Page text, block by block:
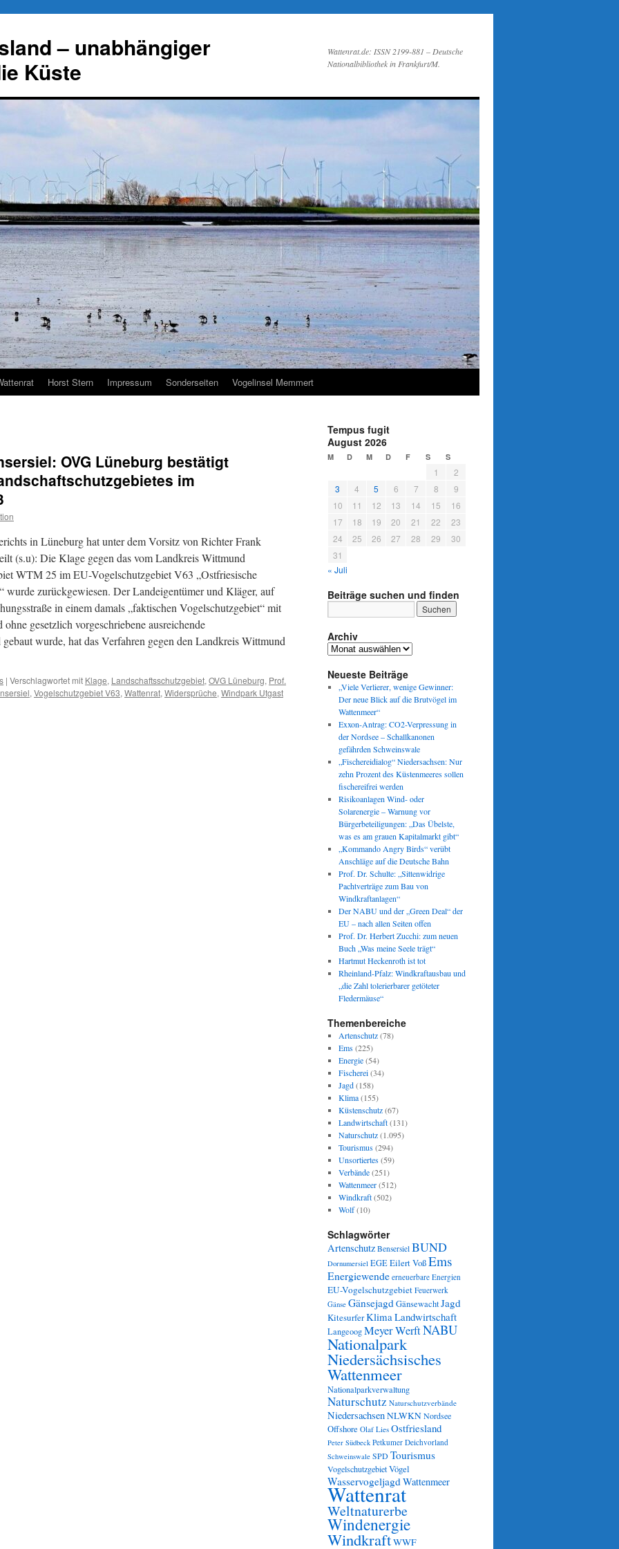
– unabhängiger
Küste
Wattenrat.de: ISSN 2199-881 – Deutsche
Nationalbibliothek in Frankfurt/M.
Horst Stern Impressum Sonderseiten Vogelinsel Memmert
OVG Lüneburg bestätigt
im
in Lüneburg hat unter dem Vorsitz von Richter Frank
(s.u): Die Klage gegen das vom Landkreis Wittmund
WTM 25 im EU-Vogelschutzgebiet V63 „Ostfriesische
wurde zurückgewiesen. Der Landeigentümer und Kläger, auf
in einem damals „faktischen Vogelschutzgebiet“ mit
gesetzlich vorgeschriebene ausreichende
wurde, hat das Verfahren gegen den Landkreis Wittmund
| Verschlagwortet mit Klage, Landschaftsschutzgebiet, OVG Lüneburg, Prof.
, Vogelschutzgebiet V63, Wattenrat, Widersprüche, Windpark Utgast
Tempus fugit
August 2026
M D M D F S S
1
2
3
4 5 6 7 8
9
10
11 12 13 14 15
16
17
18 19 20 21 22
23
24
25 26 27 28 29
30
31
« Juli
Beiträge suchen und finden
Archiv
Archiv
Neueste Beiträge
„Viele Verlierer, wenige Gewinner:
Der neue Blick auf die Brutvögel im
Wattenmeer“
Exxon-Antrag: CO2-Verpressung in
der Nordsee – Schallkanonen
gefährden Schweinswale
„Fischereidialog“ Niedersachsen: Nur
zehn Prozent des Küstenmeeres sollen
fischereifrei werden
Risikoanlagen Wind- oder
Solarenergie – Warnung vor
Bürgerbeteiligungen: „Das Übelste,
was es am grauen Kapitalmarkt gibt“
„Kommando Angry Birds“ verübt
Anschläge auf die Deutsche Bahn
Prof. Dr. Schulte: „Sittenwidrige
Pachtverträge zum Bau von
Windkraftanlagen“
Der NABU und der „Green Deal“ der
EU – nach allen Seiten offen
Prof. Dr. Herbert Zucchi: zum neuen
Buch „Was meine Seele trägt“
Hartmut Heckenroth ist tot
Rheinland-Pfalz: Windkraftausbau und
„die Zahl tolerierbarer getöteter
Fledermäuse“
Themenbereiche
Artenschutz(78)
Ems(225)
Energie(54)
Fischerei(34)
Jagd(158)
Klima(155)
Küstenschutz(67)
Landwirtschaft(131)
Naturschutz(1.095)
Tourismus(294)
Unsortiertes(59)
Verbände(251)
Wattenmeer(512)
Windkraft(502)
Wolf(10)
Schlagwörter
Artenschutz Bensersiel BUND
Dornumersiel EGEEilert VoßEms
Energiewende erneuerbare Energien
EU-Vogelschutzgebiet Feuerwerk
Gänse GänsejagdGänsewachtJagd
KitesurferKlimaLandwirtschaft
LangeoogMeyer WerftNABU
Nationalpark
Niedersächsisches
Wattenmeer
Nationalparkverwaltung
Naturschutz Naturschutzverbände
NiedersachsenNLWKNNordsee
Offshore Olaf Lies Ostfriesland
Peter Südbeck Petkumer Deichvorland
Schweinswale SPDTourismus
VogelschutzgebietVögel
WasservogeljagdWattenmeer
Wattenrat
Weltnaturerbe
Windenergie
WindkraftWWF